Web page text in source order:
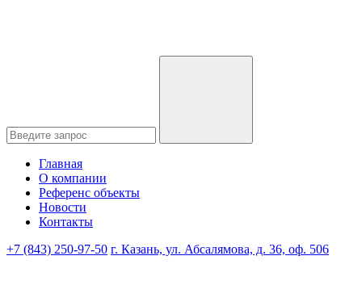
Главная
О компании
Референс объекты
Новости
Контакты
+7 (843) 250-97-50 г. Казань, ул. Абсалямова, д. 36, оф. 506